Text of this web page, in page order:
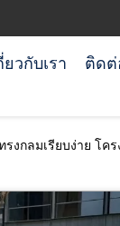
ยวกับเรา ติดต่
รงกลมเรียบง่าย โ